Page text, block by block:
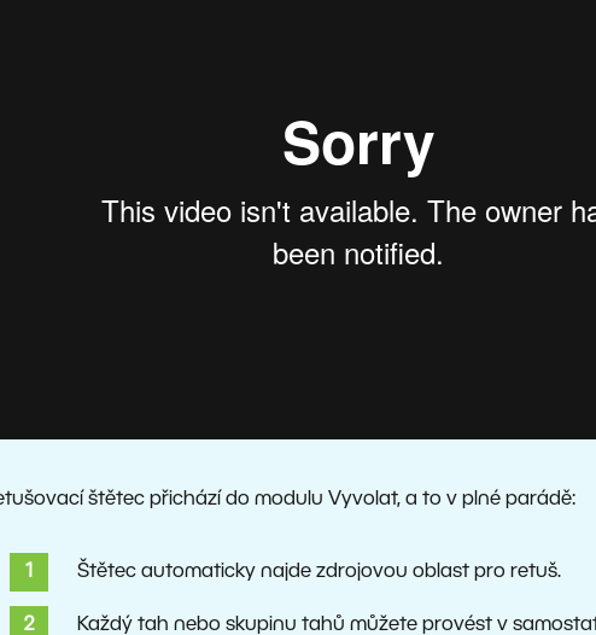
štětec přichází do modulu Vyvolat, a to v plné parádě:
Štětec automaticky najde zdrojovou oblast pro retuš.
Každý tah nebo skupinu tahů můžete provést v